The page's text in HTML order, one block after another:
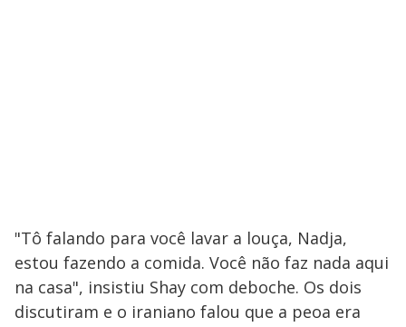
"Tô falando para você lavar a louça, Nadja,
estou fazendo a comida. Você não faz nada aqui
na casa", insistiu Shay com deboche. Os dois
discutiram e o iraniano falou que a peoa era